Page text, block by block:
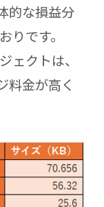
的な損益分
りです。
ェクトは、
料金が高く